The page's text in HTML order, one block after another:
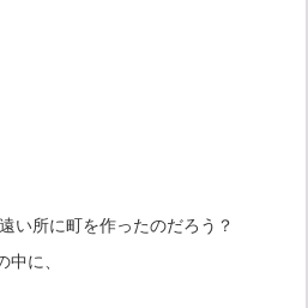
い所に町を作ったのだろう？
に、